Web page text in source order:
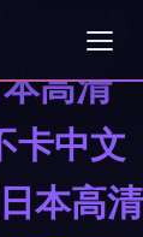
-日本
高清
卡中文
本高清